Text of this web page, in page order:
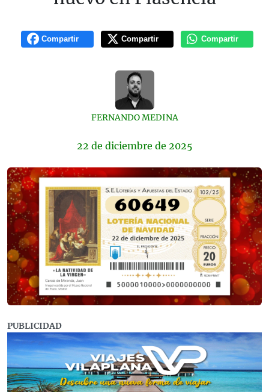
Compartir Compartir Compartir
FERNANDO MEDINA
22 de diciembre de 2025
PUBLICIDAD